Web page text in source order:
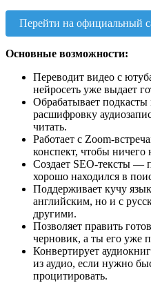
Перейти на официальный
Основные возможности:
Переводит видео с
нейросеть уже выдает
Обрабатывает
расшифровку
читать.
Работает с Zoom-
конспект, чтобы ничего
Создает SEO-тексты —
хорошо находился в
Поддерживает кучу
английским, но и с
другими.
Позволяет править
черновик, а ты его уже
Конвертирует
из аудио, если нужно
процитировать.